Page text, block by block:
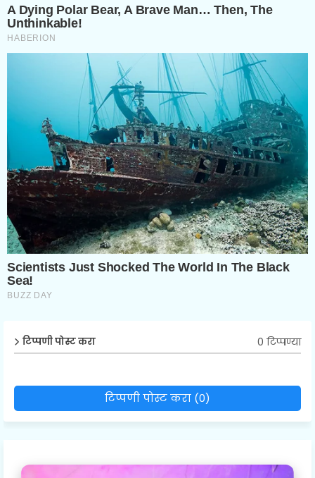
टिप्पणी पोस्ट करा 0 टिप्पण्या
टिप्पणी पोस्ट करा (0)